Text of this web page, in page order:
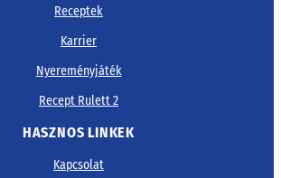
Receptek
Karrier
Nyereményjáték
Recept Rulett 2
HASZNOS LINKEK
Kapcsolat